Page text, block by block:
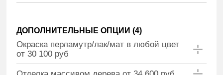
ДОПОЛНИТЕЛЬНЫЕ ОПЦИИ (4)
Окраска перламутр/лак/мат в любой цвет
от 30 100 руб